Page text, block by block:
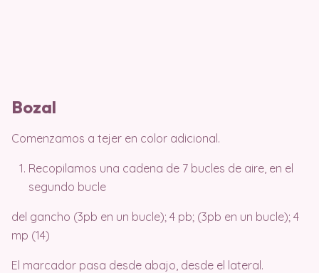
Bozal
Comenzamos a tejer en color adicional.
Recopilamos una cadena de 7 bucles de aire, en el
segundo bucle
del gancho (3pb en un bucle); 4 pb; (3pb en un bucle); 4
mp (14)
El marcador pasa desde abajo, desde el lateral.